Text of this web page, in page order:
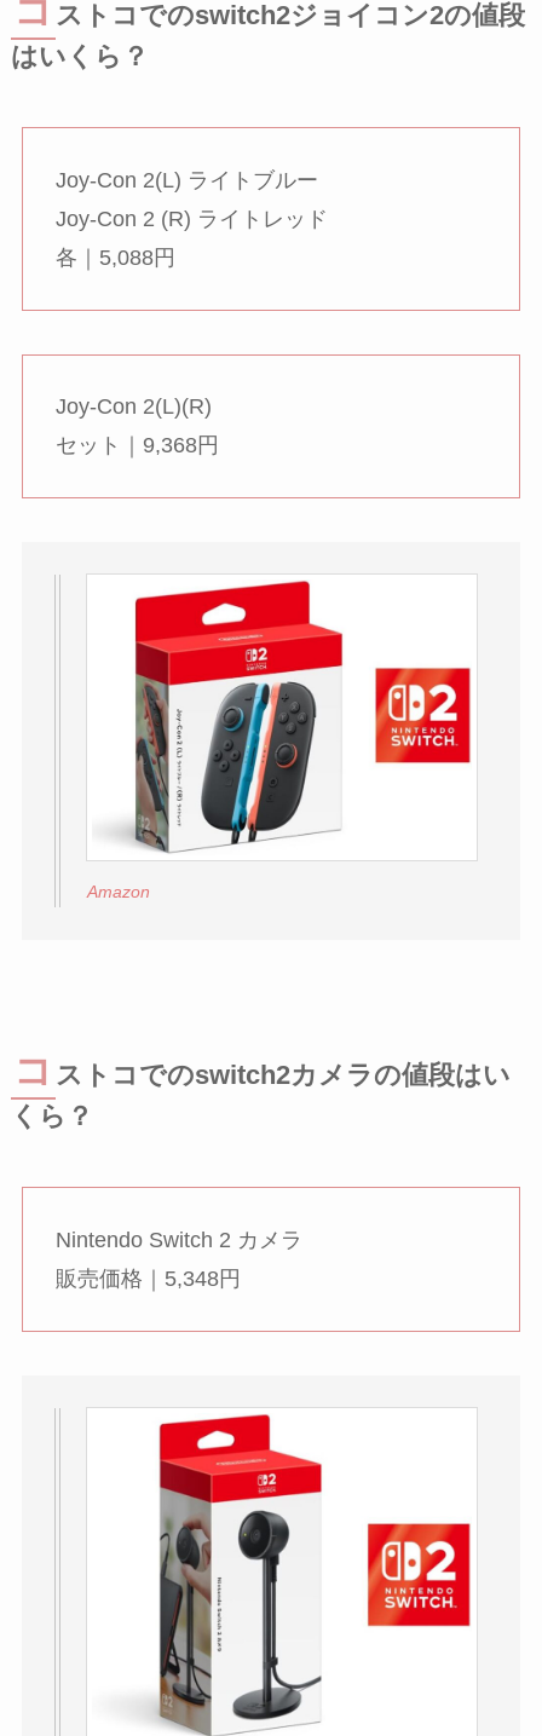
コ ストコでのswitch2ジョイコン2の値段
はいくら？
Joy-Con 2(L) ライトブルー
Joy-Con 2 (R) ライトレッド
各｜5,088円
Joy-Con 2(L)(R)
セット｜9,368円
Amazon
コ ストコでのswitch2カメラの値段はい
くら？
Nintendo Switch 2 カメラ
販売価格｜5,348円